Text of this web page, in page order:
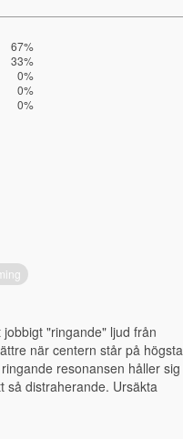
67%
33%
0%
0%
0%
"ringande" ljud från
när centern står på högsta
resonansen håller sig
så distraherande. Ursäkta